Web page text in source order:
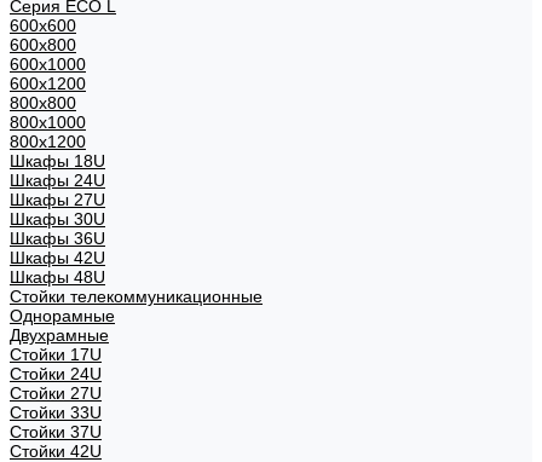
Серия ECO L
600x600
600x800
600х1000
600х1200
800x800
800х1000
800х1200
Шкафы 18U
Шкафы 24U
Шкафы 27U
Шкафы 30U
Шкафы 36U
Шкафы 42U
Шкафы 48U
Стойки телекоммуникационные
Однорамные
Двухрамные
Стойки 17U
Стойки 24U
Стойки 27U
Стойки 33U
Стойки 37U
Стойки 42U